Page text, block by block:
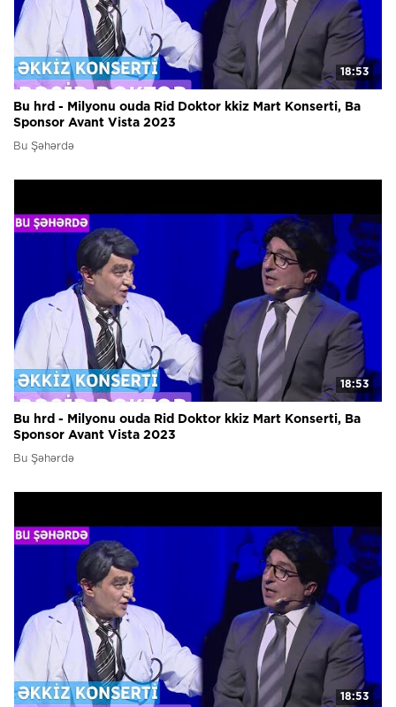
18:53
Bu hrd - Milyonu ouda Rid Doktor kkiz Mart Konserti, Ba
Sponsor Avant Vista 2023
Bu Şəhərdə
18:53
Bu hrd - Milyonu ouda Rid Doktor kkiz Mart Konserti, Ba
Sponsor Avant Vista 2023
Bu Şəhərdə
18:53